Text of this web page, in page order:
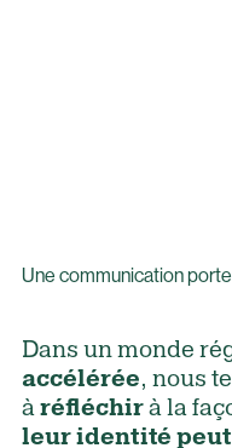
Une communication
Dans un monde
accélérée, nous
àréfléchirà la
leur identité